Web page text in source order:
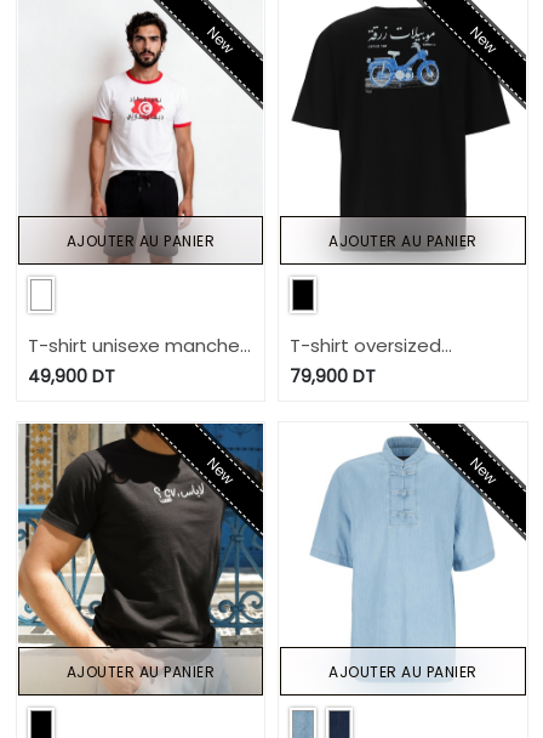
New
T-shirt unisexe manches
courtes contrasté نسور
49,900DT
AJOUTER AU PANIER
New
T-shirt oversized
homme manches
79,900 DT
AJOUTER AU PANIER
New
AJOUTER AU PANIER
New
AJOUTER AU PANIER